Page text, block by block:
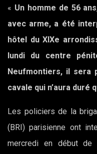
« Un homme de 56
avec arme, a été
hôtel du XIXe
lundi du centre
Neufmontiers, il sera
cavale qui n’aura duré
Les policiers de la
(BRI) parisienne ont
mercredi en début